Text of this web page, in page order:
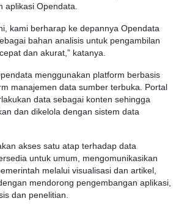
aplikasi Opendata.
kami berharap ke depannya Opendata
bahan analisis untuk pengambilan
dan akurat,” katanya.
menggunakan platform berbasis
manajemen data sumber terbuka. Portal
data sebagai konten sehingga
dan dikelola dengan sistem data
akses satu atap terhadap data
untuk umum, mengomunikasikan
melalui visualisasi dan artikel,
mendorong pengembangan aplikasi,
dan penelitian.